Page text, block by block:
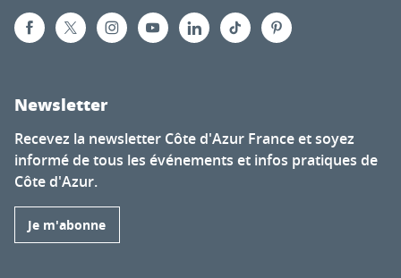
Newsletter
Recevez la newsletter Côte d'Azur France et soyez
informé de tous les événements et infos pratiques de
Côte d'Azur.
Je m'abonne